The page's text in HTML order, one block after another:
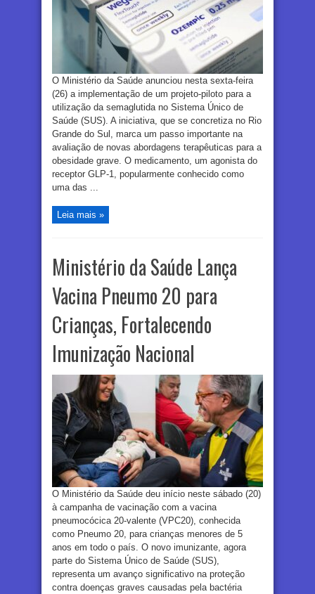
O Ministério da Saúde anunciou nesta sexta-feira
(26) a implementação de um projeto-piloto para a
utilização da semaglutida no Sistema Único de
Saúde (SUS). A iniciativa, que se concretiza no Rio
Grande do Sul, marca um passo importante na
avaliação de novas abordagens terapêuticas para a
obesidade grave. O medicamento, um agonista do
receptor GLP-1, popularmente conhecido como
uma das ...
Leia mais »
Ministério da Saúde Lança
Vacina Pneumo 20 para
Crianças, Fortalecendo
Imunização Nacional
O Ministério da Saúde deu início neste sábado (20)
à campanha de vacinação com a vacina
pneumocócica 20-valente (VPC20), conhecida
como Pneumo 20, para crianças menores de 5
anos em todo o país. O novo imunizante, agora
parte do Sistema Único de Saúde (SUS),
representa um avanço significativo na proteção
contra doenças graves causadas pela bactéria